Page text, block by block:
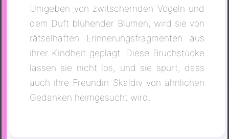
Umgeben von zwitschernden Vögeln und
dem Duft blühender Blumen, wird sie von
rätselhaften Erinnerungsfragmenten aus
ihrer Kindheit geplagt. Diese Bruchstücke
lassen sie nicht los, und sie spürt, dass
auch ihre Freundin Skaldiv von ähnlichen
Gedanken heimgesucht wird.